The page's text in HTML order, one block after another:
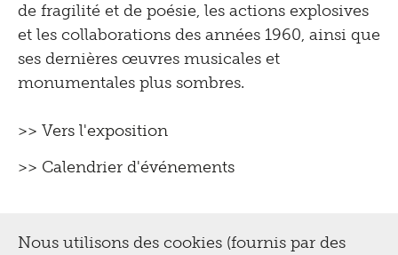
de fragilité et de poésie, les actions explosives
et les collaborations des années 1960, ainsi que
ses dernières œuvres musicales et
monumentales plus sombres.
>> Vers l'exposition
>> Calendrier d'événements
Nous utilisons des cookies (fournis par des